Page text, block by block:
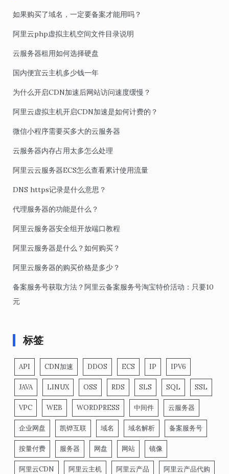
如果购买了域名，一定要备案才能用吗？
阿里云php虚拟主机空间文件目录说明
云服务器租用如何选择硬盘
国内便宜云主机多少钱一年
为什么开启CDN加速后网站访问速度缓慢？
阿里云虚拟主机开启CDN加速是如何计费的？
微信小程序需要买多大的云服务器
云服务器内存占用太多怎么处理
阿里云云服务器ECS怎么查看累计使用流量
DNS https记录是什么意思？
代理服务器的功能是什么？
阿里云服务器安全组开放端口教程
阿里云服务器是什么？如何购买？
阿里云服务器的购买价格是多少？
备案服务号获取方法？阿里云备案服务号淘宝特价活动：只要10
元
标签
API CDN加速 DDOS ECS IP IPV6
JAVA LINUX OSS RDS SLS SQL SSL
VPC WEB WORDPRESS 中间件 云服务器
企业网盘 凯铧互联 域名 域名解析 备案服务号
按量付费 服务器 网盘 网站 镜像
阿里云CDN 阿里云主机 阿里云产品 阿里云产品代购